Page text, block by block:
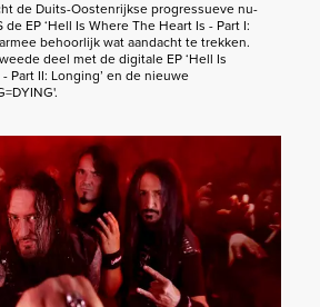
de Duits-Oostenrijkse progressueve nu-
de EP ‘Hell Is Where The Heart Is - Part I:
behoorlijk wat aandacht te trekken.
deel met de digitale EP ‘Hell Is
Part II: Longing’ en de nieuwe